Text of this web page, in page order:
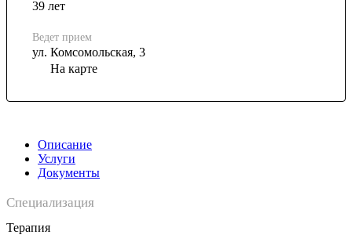
39 лет
Ведет прием
ул. Комсомольская, 3
На карте
Описание
Услуги
Документы
Специализация
Терапия